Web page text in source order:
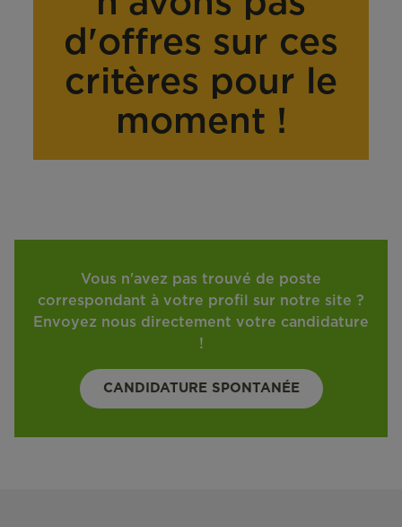
d'offres sur ces
critères pour le
moment !
Vous n'avez pas trouvé de poste
correspondant à votre profil sur notre site ?
Envoyez nous directement votre candidature
!
CANDIDATURE SPONTANÉE